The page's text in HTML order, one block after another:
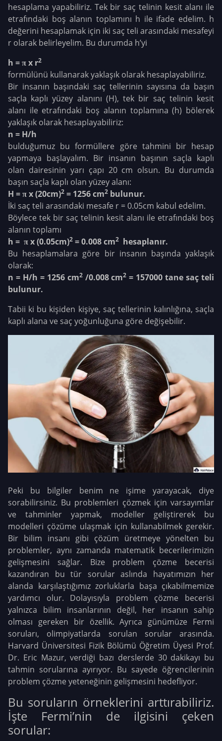
hesaplama yapabiliriz. Tek bir saç telinin kesit alanı ile
etrafındaki boş alanın toplamını h ile ifade edelim. h
değerini hesaplamak için iki saç teli arasındaki mesafeyi
r olarak belirleyelim. Bu durumda h’yi
h = π x r2
formülünü kullanarak yaklaşık olarak hesaplayabiliriz.
Bir insanın başındaki saç tellerinin sayısına da başın
saçla kaplı yüzey alanını (H), tek bir saç telinin kesit
alanı ile etrafındaki boş alanın toplamına (h) bölerek
yaklaşık olarak hesaplayabiliriz:
n = H/h
bulduğumuz bu formüllere göre tahmini bir hesap
yapmaya başlayalım. Bir insanın başının saçla kaplı
olan dairesinin yarı çapı 20 cm olsun. Bu durumda
başın saçla kaplı olan yüzey alanı:
H = π x (20cm)2 = 1256 cm2 bulunur.
İki saç teli arasındaki mesafe r = 0.05cm kabul edelim.
Böylece tek bir saç telinin kesit alanı ile etrafındaki boş
alanın toplamı
h = π x (0.05cm)2 = 0.008 cm2 hesaplanır.
Bu hesaplamalara göre bir insanın başında yaklaşık
olarak:
n = H/h = 1256 cm2/0.008 cm2 = 157000 tane saç teli
bulunur.
Tabii ki bu kişiden kişiye, saç tellerinin kalınlığına, saçla
kaplı alana ve saç yoğunluğuna göre değişebilir.
Peki bu bilgiler benim ne işime yarayacak, diye
sorabilirsiniz. Bu problemleri çözmek için varsayımlar
ve tahminler yapmak, modeller geliştirerek bu
modelleri çözüme ulaşmak için kullanabilmek gerekir.
Bir bilim insanı gibi çözüm üretmeye yönelten bu
problemler, aynı zamanda matematik becerilerimizin
gelişmesini sağlar. Bize problem çözme becerisi
kazandıran bu tür sorular aslında hayatımızın her
alanda karşılaştığımız zorluklarla başa çıkabilmemize
yardımcı olur. Dolayısıyla problem çözme becerisi
yalnızca bilim insanlarının değil, her insanın sahip
olması gereken bir özellik. Ayrıca günümüze Fermi
soruları, olimpiyatlarda sorulan sorular arasında.
Harvard Üniversitesi Fizik Bölümü Öğretim Üyesi Prof.
Dr. Eric Mazur, verdiği bazı derslerde 30 dakikayı bu
tahmin sorularına ayırıyor. Bu sayede öğrencilerinin
problem çözme yeteneğinin gelişmesini hedefliyor.
Bu soruların örneklerini arttırabiliriz.
İşte Fermi’nin de ilgisini çeken
sorular: